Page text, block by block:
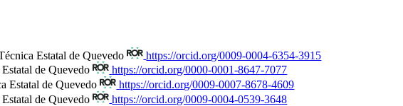
Estatal de Quevedo
https://orcid.org/0009-0004-6354-3915
de Quevedo
https://orcid.org/0000-0001-8647-7077
Estatal de Quevedo
https://orcid.org/0009-0007-8678-4609
de Quevedo https://orcid.org/0009-0004-0539-3648